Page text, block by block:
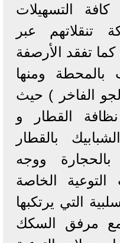
كافة التسهيلات
تنقلاتهم عبر
تفقد الأرصفة
ومنها
التالجو الفاخر ) حيث
القطار و
بالقطار
ووجه
الخاصة
التي يرتكبها
مع مرفق السكك